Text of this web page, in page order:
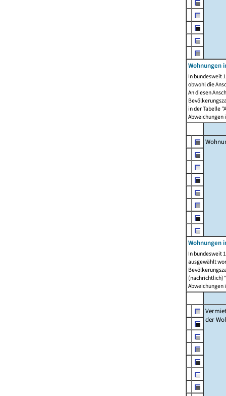
Wohnungen
In bundesweit
obwohl die
An diesen
in der Tabelle
Abweichungen
Wohnungen
In bundesweit
ausgewählt
Abweichungen
der